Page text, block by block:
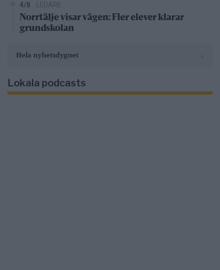
4/8 LEDARE
Norrtälje visar vägen: Fler elever klarar
grundskolan
Hela nyhetsdygnet
Lokala podcasts